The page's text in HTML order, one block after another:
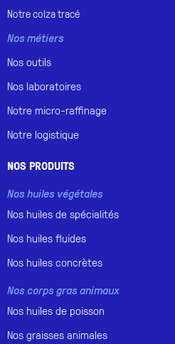
Notrecolza tracé
Nos métiers
Nos outils
Nos laboratoires
Notre micro-raffinage
Notre logistique
NOS PRODUITS
Nos huiles végétales
Nos huiles de spécialités
Nos huiles fluides
Nos huiles concrètes
Nos corps gras animaux
Nos huiles de poisson
Nos graisses animales